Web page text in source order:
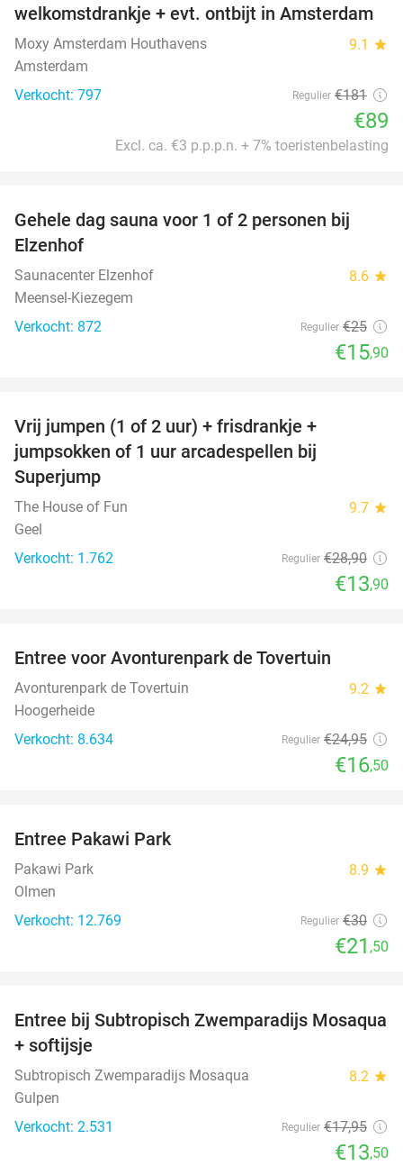
welkomstdrankje + evt. ontbijt in Amsterdam
Moxy Amsterdam Houthavens 9.1 star
Amsterdam
Verkocht: 797
Regulier €181
€89
Excl. ca. €3 p.p.p.n. + 7% toeristenbelasting
36%
Gehele dag sauna voor 1 of 2 personen bij
Elzenhof
Saunacenter Elzenhof 8.6 star
Meensel-Kiezegem
Verkocht: 872
Regulier €25
€15,90
Vrij jumpen (1 of 2 uur) + frisdrankje +
jumpsokken of 1 uur arcadespellen bij
Superjump
The House of Fun 9.7 star
Geel
Verkocht: 1.762
Regulier €28,90
€13,90
Entree voor Avonturenpark de Tovertuin
Avonturenpark de Tovertuin 9.2 star
Hoogerheide
Verkocht: 8.634
Regulier €24,95
€16,50
Entree Pakawi Park
Pakawi Park 8.9 star
Olmen
Verkocht: 12.769
Regulier €30
€21 ,50
25%
Entree bij Subtropisch Zwemparadijs Mosaqua
+ softijsje
Subtropisch Zwemparadijs Mosaqua 8.2 star
Gulpen
Verkocht: 2.531
Regulier €17,95
€13,50